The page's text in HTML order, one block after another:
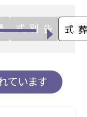
告別式 火葬式
ています